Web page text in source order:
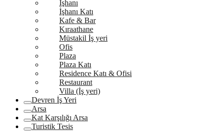
İşhanı
İşhanı Katı
Kafe & Bar
Kıraathane
Müstakil İş yeri
Ofis
Plaza
Plaza Katı
Residence Katı & Ofisi
Restaurant
Villa (İş yeri)
Devren İş Yeri
Arsa
Kat Karşılığı Arsa
Turistik Tesis